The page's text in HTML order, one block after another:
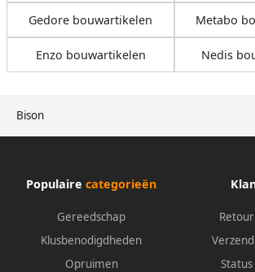
Bison
Gedore bouwartikelen Metabo
Enzo bouwartikelen Nedis
Populaire categorieën
Gereedschap
Klusbenodigdheden
Opruimen